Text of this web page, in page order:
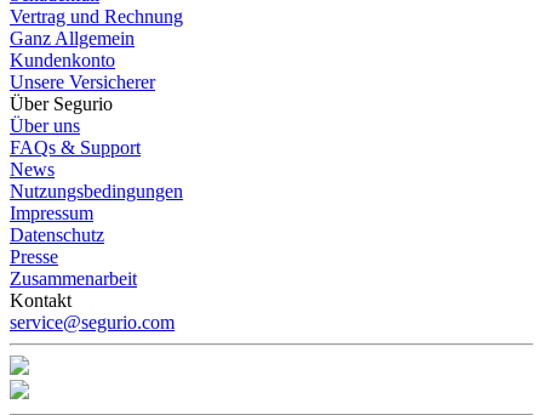
Vertrag und Rechnung
Ganz Allgemein
Kundenkonto
Unsere Versicherer
Über Segurio
Über uns
FAQs & Support
News
Nutzungsbedingungen
Impressum
Datenschutz
Presse
Zusammenarbeit
Kontakt
service@segurio.com